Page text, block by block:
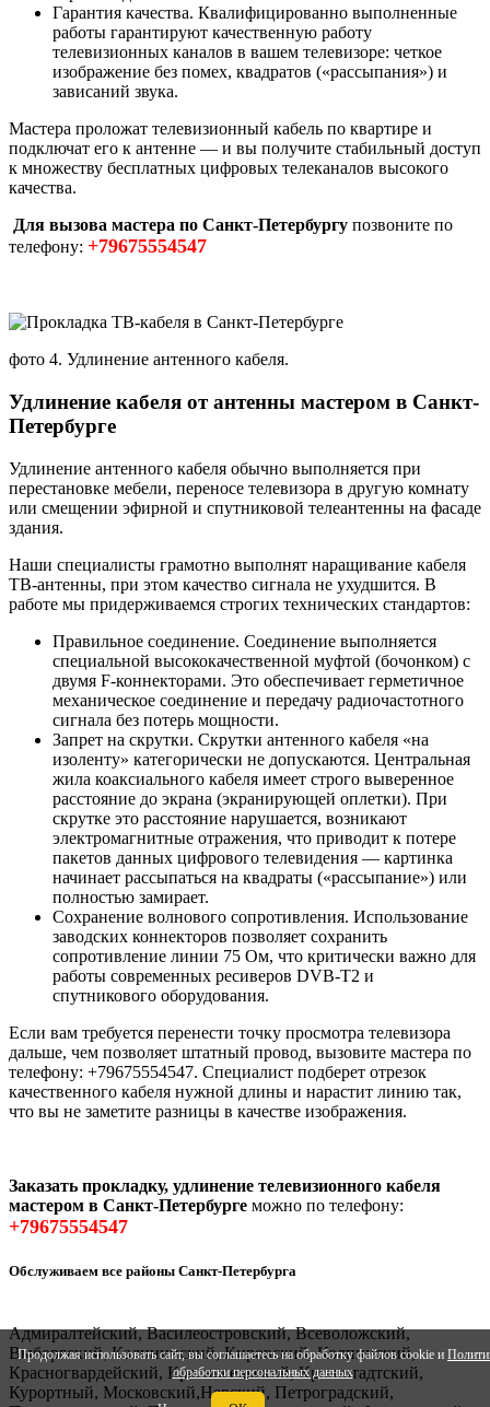
Продолжая использовать сайт, вы соглашаетесь на обработку файлов cookie и
обработки персональных данных
Гарантия качества. Квалифицированно выполненные
работы гарантируют качественную работу
телевизионных каналов в вашем телевизоре: четкое
изображение без помех, квадратов («рассыпания») и
зависаний звука.
Мастера проложат телевизионный кабель по квартире и
подключат его к антенне — и вы получите стабильный доступ
к множеству бесплатных цифровых телеканалов высокого
качества.
Для вызова мастера по Санкт-Петербургу позвоните по
телефону: +79675554547
фото 4. Удлинение антенного кабеля.
Удлинение кабеля от антенны мастером в Санкт-
Петербурге
Удлинение антенного кабеля обычно выполняется при
перестановке мебели, переносе телевизора в другую комнату
или смещении эфирной и спутниковой телеантенны на фасаде
здания.
Наши специалисты грамотно выполнят наращивание кабеля
ТВ-антенны, при этом качество сигнала не ухудшится. В
работе мы придерживаемся строгих технических стандартов:
Правильное соединение. Соединение выполняется
специальной высококачественной муфтой (бочонком) с
двумя F-коннекторами. Это обеспечивает герметичное
механическое соединение и передачу радиочастотного
сигнала без потерь мощности.
Запрет на скрутки. Скрутки антенного кабеля «на
изоленту» категорически не допускаются. Центральная
жила коаксиального кабеля имеет строго выверенное
расстояние до экрана (экранирующей оплетки). При
скрутке это расстояние нарушается, возникают
электромагнитные отражения, что приводит к потере
пакетов данных цифрового телевидения — картинка
начинает рассыпаться на квадраты («рассыпание») или
полностью замирает.
Сохранение волнового сопротивления. Использование
заводских коннекторов позволяет сохранить
сопротивление линии 75 Ом, что критически важно для
работы современных ресиверов DVB-T2 и
спутникового оборудования.
Если вам требуется перенести точку просмотра телевизора
дальше, чем позволяет штатный провод, вызовите мастера по
телефону: +79675554547. Специалист подберет отрезок
качественного кабеля нужной длины и нарастит линию так,
что вы не заметите разницы в качестве изображения.
Заказать прокладку, удлинение телевизионного кабеля
мастером в Санкт-Петербурге можно по телефону:
+79675554547
Обслуживаем все районы Санкт-Петербурга
Адмиралтейский, Василеостровский, Всеволожский,
Выборгский, Калининский, Кировский, Колпинский,
Красногвардейский, Красносельский, Кронштадтский,
Курортный, Московский,Невский, Петроградский,